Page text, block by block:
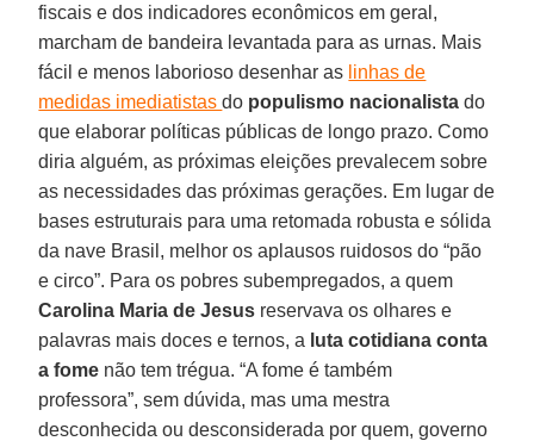
fiscais e dos indicadores econômicos em geral,
marcham de bandeira levantada para as urnas. Mais
fácil e menos laborioso desenhar as linhas de
medidas imediatistasdo populismo nacionalista do
que elaborar políticas públicas de longo prazo. Como
diria alguém, as próximas eleições prevalecem sobre
as necessidades das próximas gerações. Em lugar de
bases estruturais para uma retomada robusta e sólida
da nave Brasil, melhor os aplausos ruidosos do “pão
e circo”. Para os pobres subempregados, a quem
Carolina Maria de Jesus reservava os olhares e
palavras mais doces e ternos, a luta cotidiana conta
a fome não tem trégua. “A fome é também
professora”, sem dúvida, mas uma mestra
desconhecida ou desconsiderada por quem, governo